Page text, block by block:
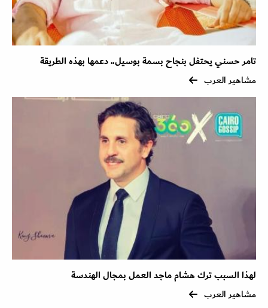
تامر حسني يحتفل بنجاح بسمة بوسيل.. دعمها بهذه الطريقة
مشاهير العرب
لهذا السبب ترك هشام ماجد العمل بمجال الهندسة
مشاهير العرب